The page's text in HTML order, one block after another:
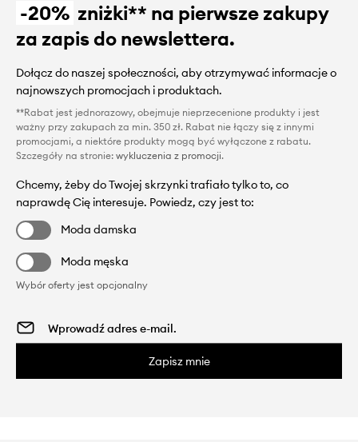
-20% zniżki** na pierwsze zakupy
za zapis do newslettera.
Dołącz do naszej społeczności, aby otrzymywać informacje o
najnowszych promocjach i produktach.
**Rabat jest jednorazowy, obejmuje nieprzecenione produkty i jest
ważny przy zakupach za min. 350 zł. Rabat nie łączy się z innymi
promocjami, a niektóre produkty mogą być wyłączone z rabatu.
Szczegóły na stronie: wykluczenia z promocji.
Chcemy, żeby do Twojej skrzynki trafiało tylko to, co
naprawdę Cię interesuje. Powiedz, czy jest to:
Moda damska
Moda męska
Wybór oferty jest opcjonalny
Zapisz mnie